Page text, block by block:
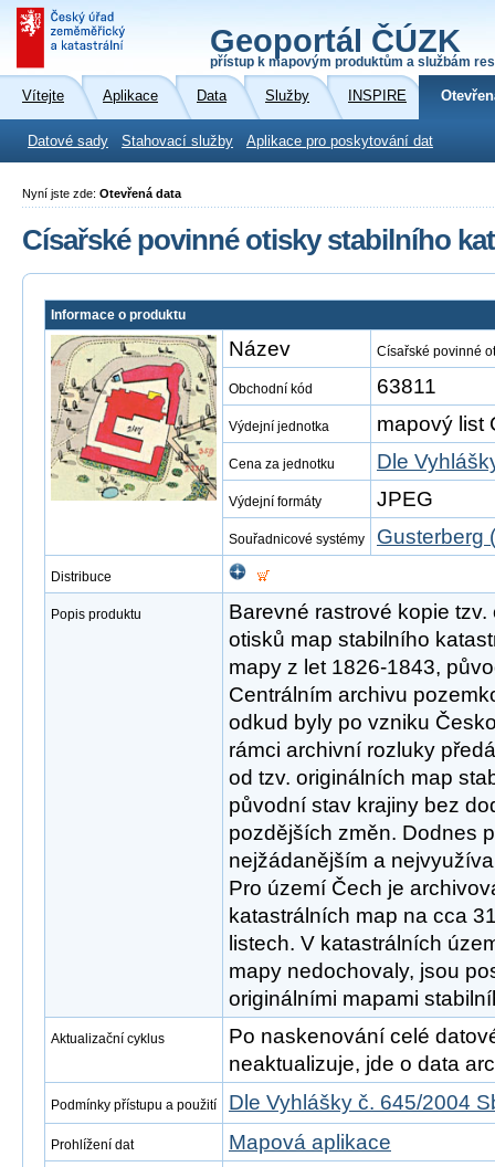
Geoportál ČÚZK
přístup k mapovým produktům a službám
Vítejte Aplikace Data Služby INSPIRE
Datové sady Stahovací služby Aplikace pro poskytování dat
Nyní jste zde: Otevřená data
Císařské povinné otisky stabilního
Informace o produktu
Název Císařské povinné
Obchodní kód 63811
Výdejní jednotka mapový list
Cena za jednotku Dle
Výdejní formáty JPEG
Souřadnicové systémy Gusterberg
Distribuce
Popis produktu
Barevné rastrové kopie
otisků map stabilního
mapy z let 1826-1843,
Centrálním archivu
odkud byly po vzniku
rámci archivní rozluky
od tzv. originálních map
původní stav krajiny bez
pozdějších změn. Dodnes
nejžádanějším a
Pro území Čech je
katastrálních map na cca
listech. V katastrálních
mapy nedochovaly, jsou
originálními mapami
Aktualizační cyklus
Po naskenování celé
neaktualizuje, jde o data
Podmínky přístupu a použití Dle Vyhlášky č. 645/2004
Prohlížení dat Mapová aplikace